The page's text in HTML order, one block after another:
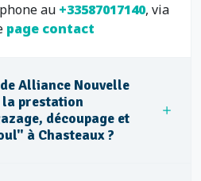
au +33587017140, via
page contact
Alliance Nouvelle
prestation
découpage et
à Chasteaux ?